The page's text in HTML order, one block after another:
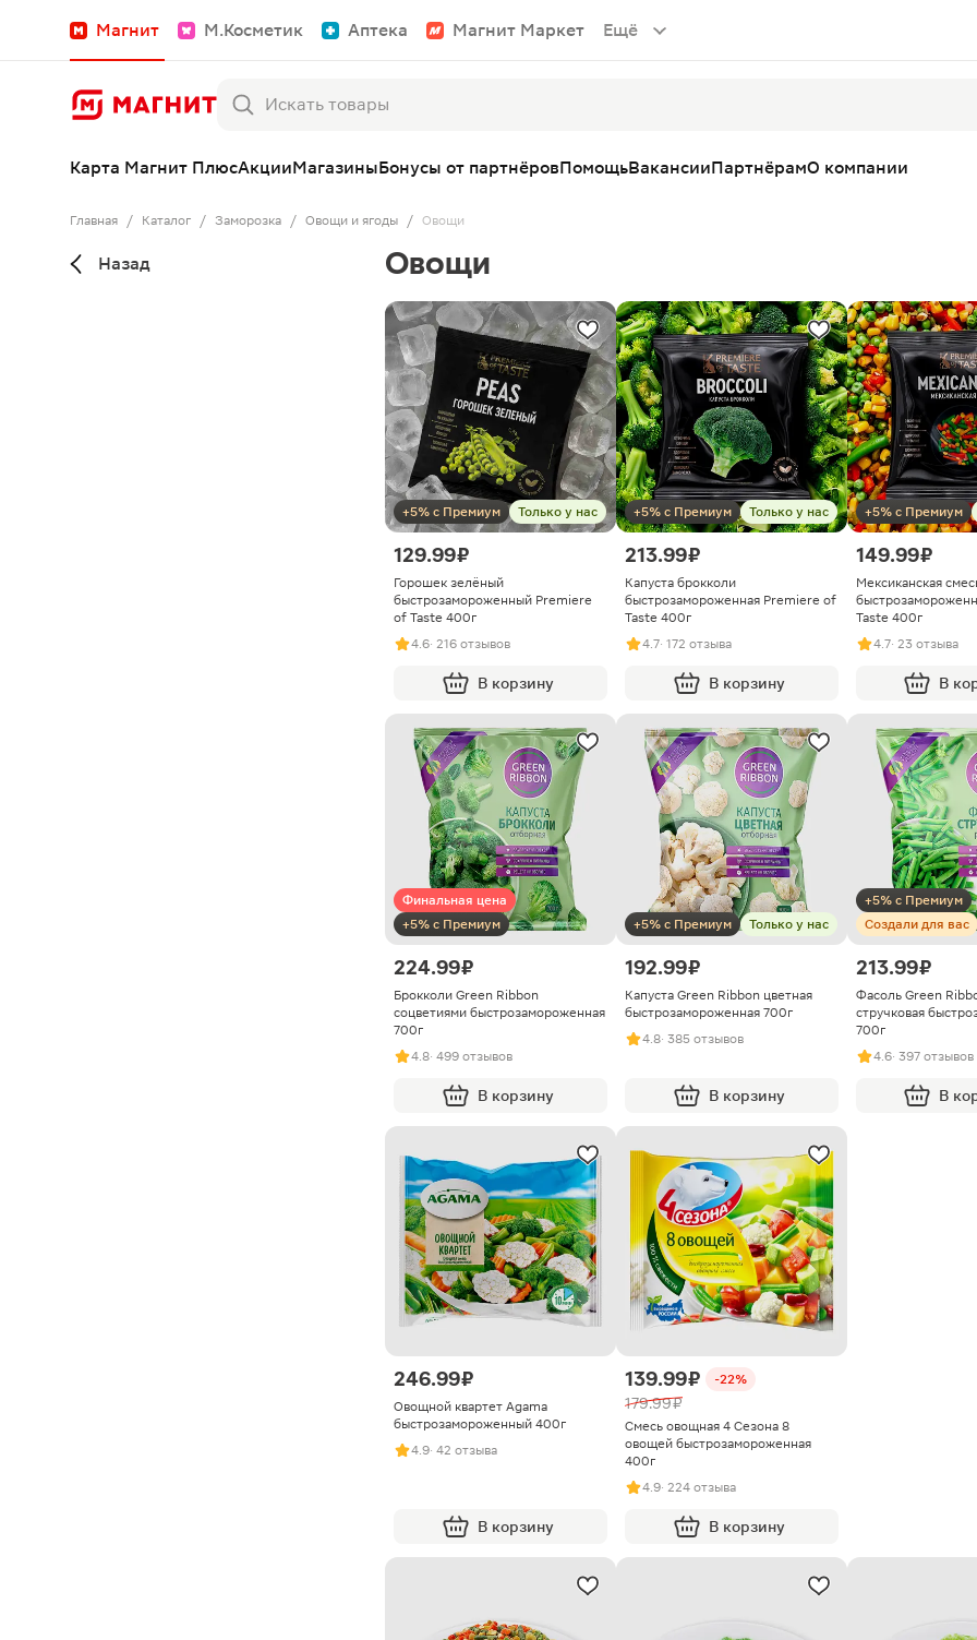
Магнит М.Косметик Аптека Магнит Маркет Ещё
Карта Магнит ПлюсАкцииМагазиныБонусы от партнёровПомощьВакансииПартнёрамО компании
Главная / Каталог / Заморозка / Овощи и ягоды / Овощи
Назад Овощи
+5% с Премиум Только у нас
129.99 ₽
Горошек зелёный
быстрозамороженный Premiere
of Taste 400г
4.6· 216 отзывов
В корзину
+5% с Премиум Только у нас
213.99 ₽
Капуста брокколи
быстрозамороженная Premiere of
Taste 400г
4.7· 172 отзыва
В корзину
+5% с Премиум
149.99 ₽
Мексиканская
Taste 400г
4.7· 23 отзыва
В
Финальная цена
+5% с Премиум
224.99 ₽
Брокколи Green Ribbon
соцветиями быстрозамороженная
700г
4.8· 499 отзывов
В корзину
+5% с Премиум Только у нас
192.99 ₽
Капуста Green Ribbon цветная
быстрозамороженная 700г
4.8· 385 отзывов
В корзину
+5% с Премиум
Создали для вас
213.99 ₽
Фасоль Green
стручковая
700г
4.6· 397 отзывов
В
246.99 ₽
Овощной квартет Agama
быстрозамороженный 400г
4.9· 42 отзыва
В корзину
139.99 ₽ -22%
179.99 ₽
Смесь овощная 4 Сезона 8
овощей быстрозамороженная
400г
4.9· 224 отзыва
В корзину